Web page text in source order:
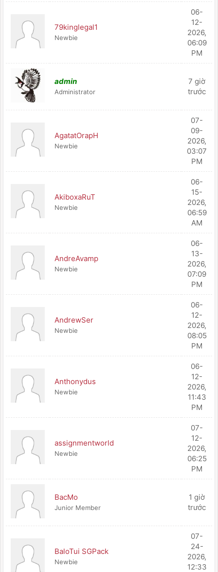
79kinglegal1
Newbie
06-
12-
2026,
06:09
PM
admin
Administrator
7 giờ
trước
AgatatOrapH
Newbie
07-
09-
2026,
03:07
PM
AkiboxaRuT
Newbie
06-
15-
2026,
06:59
AM
AndreAvamp
Newbie
06-
13-
2026,
07:09
PM
AndrewSer
Newbie
06-
12-
2026,
08:05
PM
Anthonydus
Newbie
06-
12-
2026,
11:43
PM
assignmentworld
Newbie
07-
12-
2026,
06:25
PM
BacMo
Junior Member
1 giờ
trước
BaloTui SGPack
Newbie
07-
24-
2026,
12:33